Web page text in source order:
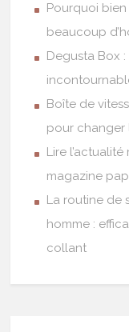
Pourquoi
beaucoup
Degusta Box
Boîte de
pour changer
Lire
magazine
La routine de
homme :
collant